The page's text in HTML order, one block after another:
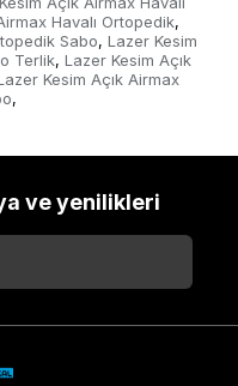
Havalı Ortopedik,
Sabo, Lazer Kesim
Terlik, Lazer Kesim Açık
Kesim Açık Airmax
,
ve yenilikleri